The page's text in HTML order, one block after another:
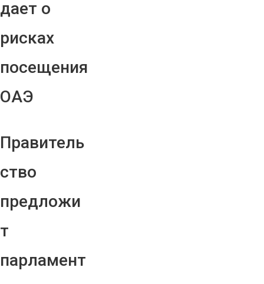
дает о
рисках
посещения
ОАЭ
Правитель
ство
предложи
т
парламент